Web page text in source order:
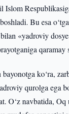
Bu esa
«yadroviy
qaramay
ko‘ra,
qurolga ega
O‘z navbatida,